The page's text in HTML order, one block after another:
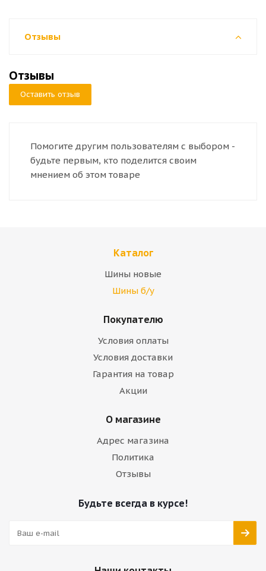
Отзывы
Отзывы
Оставить отзыв
Помогите другим пользователям с выбором -
будьте первым, кто поделится своим
мнением об этом товаре
Каталог
Шины новые
Шины б/у
Покупателю
Условия оплаты
Условия доставки
Гарантия на товар
Акции
О магазине
Адрес магазина
Политика
Отзывы
Будьте всегда в курсе!